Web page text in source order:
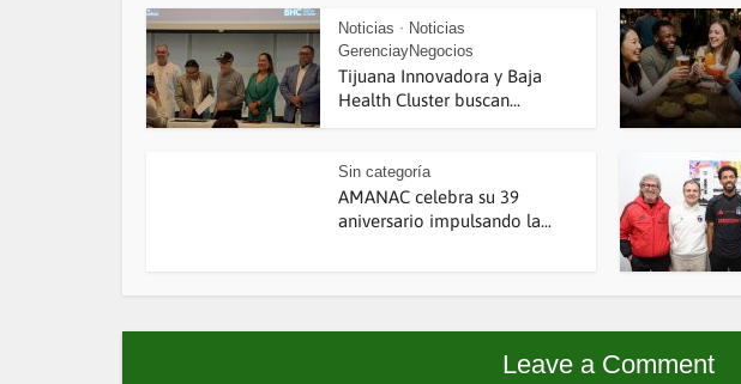
Noticias • Noticias
GerenciayNegocios
Tijuana Innovadora y Baja
Health Cluster buscan...
Sin categoría
AMANAC celebra su 39
aniversario impulsando la...
Leave a Comment